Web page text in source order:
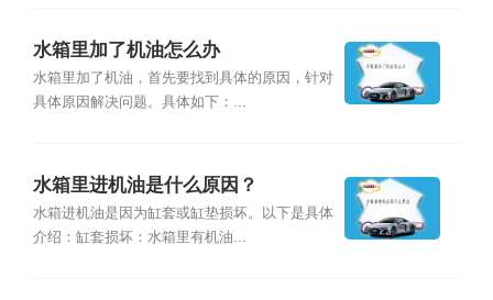
水箱里加了机油怎么办
水箱里加了机油，首先要找到具体的原因，针对
具体原因解决问题。具体如下：...
水箱里进机油是什么原因？
水箱进机油是因为缸套或缸垫损坏。以下是具体
介绍：缸套损坏：水箱里有机油...